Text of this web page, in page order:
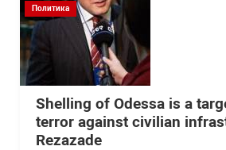
Политика
Shelling of Odessa is a
terror against civilian
Rezazade